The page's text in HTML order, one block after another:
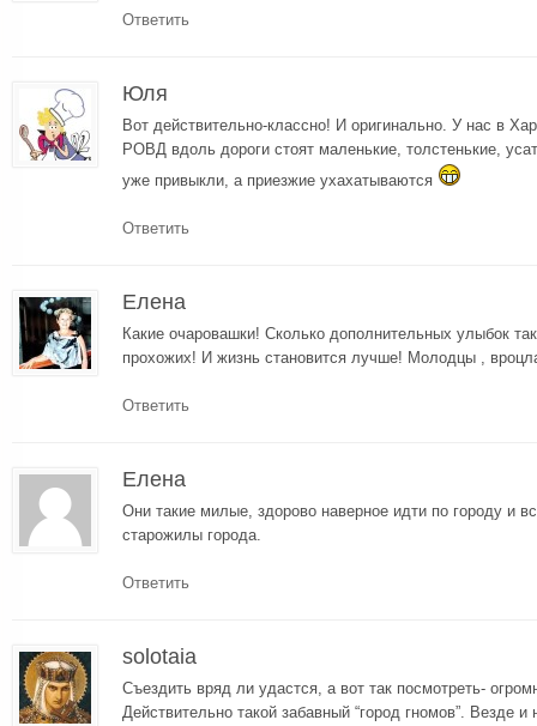
Ответить
Юля
Вот действительно-классно! И оригинально. У нас в
РОВД вдоль дороги стоят маленькие, толстенькие,
уже привыкли, а приезжие ухахатываются
Ответить
Елена
Какие очаровашки! Сколько дополнительных улыбок
прохожих! И жизнь становится лучше! Молодцы ,
Ответить
Елена
Они такие милые, здорово наверное идти по городу и
старожилы города.
Ответить
solotaia
Съездить вряд ли удастся, а вот так посмотреть-
Действительно такой забавный “город гномов”. Везде